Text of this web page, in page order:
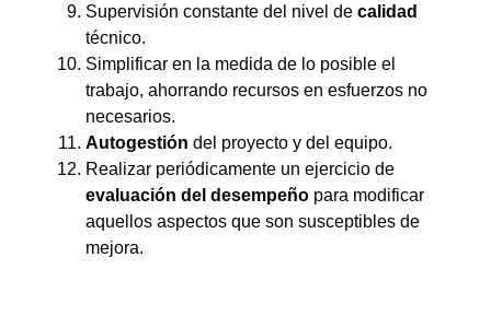
Supervisión constante del nivel de calidad
técnico.
Simplificar en la medida de lo posible el
trabajo, ahorrando recursos en esfuerzos no
necesarios.
Autogestión del proyecto y del equipo.
Realizar periódicamente un ejercicio de
evaluación del desempeñopara modificar
aquellos aspectos que son susceptibles de
mejora.